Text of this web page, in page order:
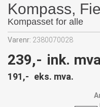
Kompass,
Kompasset for alle
Varenr: 2380070028
239,- ink.
191,- eks. mva.